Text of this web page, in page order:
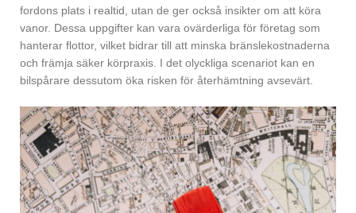
fordons plats i realtid, utan de ger också insikter om att köra
vanor. Dessa uppgifter kan vara ovärderliga för företag som
hanterar flottor, vilket bidrar till att minska bränslekostnaderna
och främja säker körpraxis. I det olyckliga scenariot kan en
bilspårare dessutom öka risken för återhämtning avsevärt.